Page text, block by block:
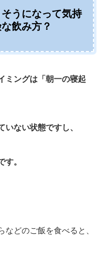
うになって気持
飲み方？
ミングは「朝一の寝起
ない状態ですし、
す。
どのご飯を食べると、